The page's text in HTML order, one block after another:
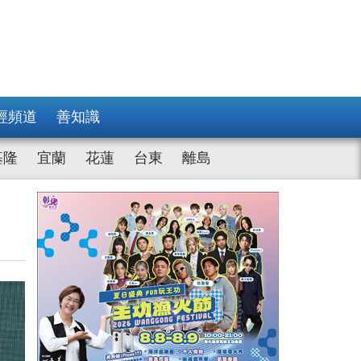
頻道 善知識
隆 宜蘭 花蓮 台東 離島